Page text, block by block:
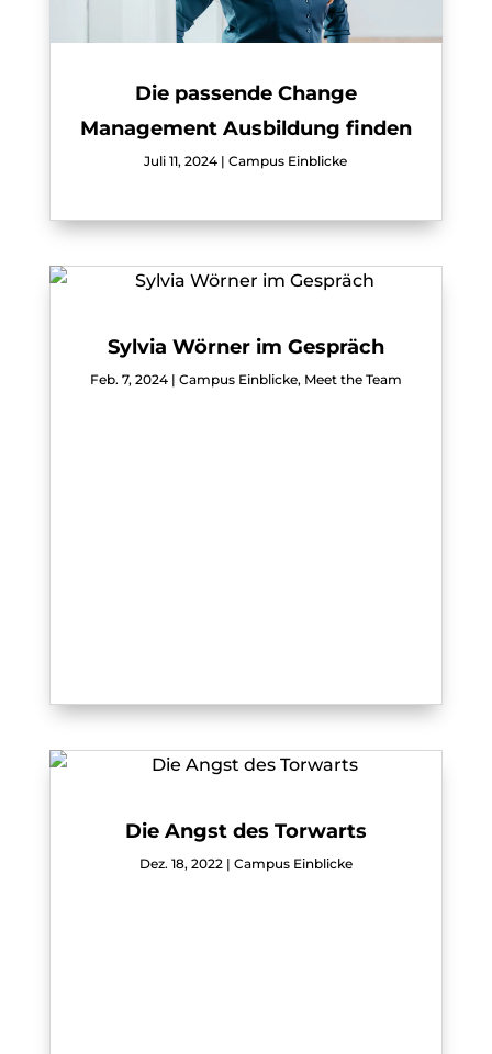
Die passende Change
Management Ausbildung finden
Juli 11, 2024 |Campus Einblicke
Sylvia Wörner im Gespräch
Feb. 7, 2024| Campus Einblicke, Meet the Team
Die Angst des Torwarts
Dez. 18, 2022| Campus Einblicke